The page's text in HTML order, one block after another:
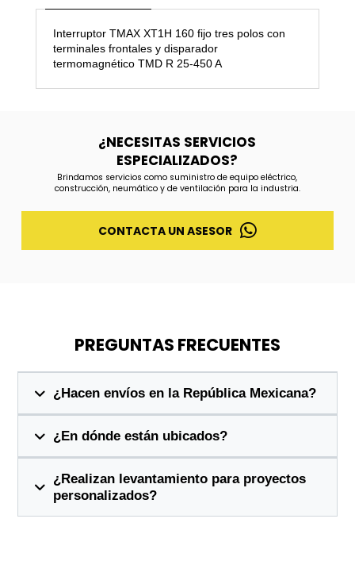
Interruptor TMAX XT1H 160 fijo tres polos con
terminales frontales y disparador
termomagnético TMD R 25-450 A
¿NECESITAS SERVICIOS
ESPECIALIZADOS?
Brindamos servicios como suministro de equipo eléctrico,
construcción, neumático y de ventilación para la industria.
CONTACTA UN ASESOR
PREGUNTAS FRECUENTES
¿Hacen envíos en la República Mexicana?
¿En dónde están ubicados?
¿Realizan levantamiento para proyectos
personalizados?